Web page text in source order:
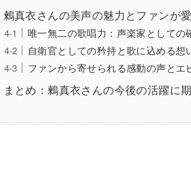
鶫真衣さんの美声の魅力とファンが
唯一無二の歌唱力：声楽家としての
自衛官としての矜持と歌に込める想
ファンから寄せられる感動の声とエ
まとめ：鶫真衣さんの今後の活躍に期